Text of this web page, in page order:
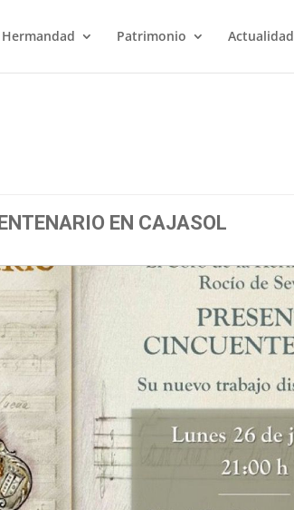
Hermandad Patrimonio Actualidad
EN CAJASOL